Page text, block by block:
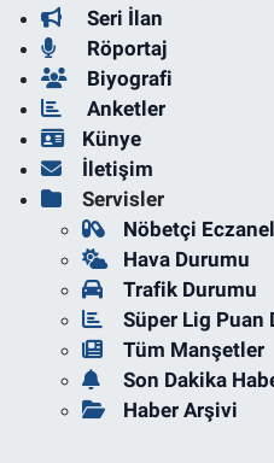
Seri İlan
Röportaj
Biyografi
Anketler
Künye
İletişim
Servisler
Nöbetçi
Hava Durumu
Trafik Durumu
Süper Lig Puan
Tüm Manşetler
Son Dakika
Haber Arşivi